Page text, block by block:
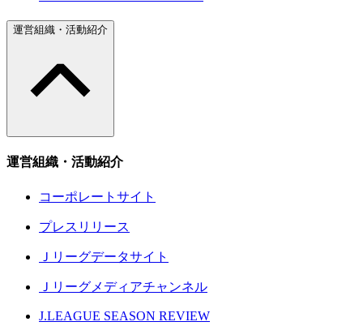
運営組織・活動紹介
運営組織・活動紹介
コーポレートサイト
プレスリリース
Ｊリーグデータサイト
Ｊリーグメディアチャンネル
J.LEAGUE SEASON REVIEW